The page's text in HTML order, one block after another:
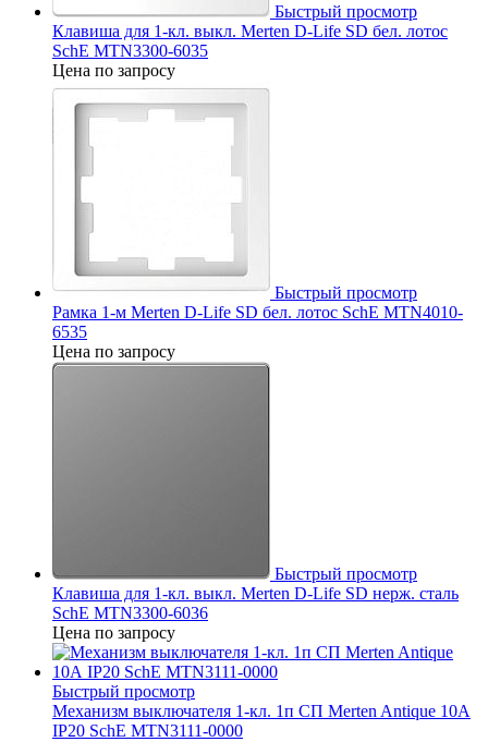
Быстрый просмотр
Клавиша для 1-кл. выкл. Merten D-Life SD бел. лотос
SchE MTN3300-6035
Цена по запросу
Быстрый просмотр
Рамка 1-м Merten D-Life SD бел. лотос SchE MTN4010-
6535
Цена по запросу
Быстрый просмотр
Клавиша для 1-кл. выкл. Merten D-Life SD нерж. сталь
SchE MTN3300-6036
Цена по запросу
Быстрый просмотр
Механизм выключателя 1-кл. 1п СП Merten Antique 10А
IP20 SchE MTN3111-0000